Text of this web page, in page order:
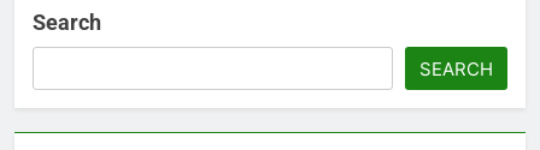
Search
SEARCH